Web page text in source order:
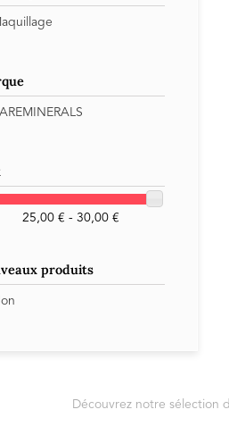
25,00 € - 30,00 €
produits
Découvrez notre sélection